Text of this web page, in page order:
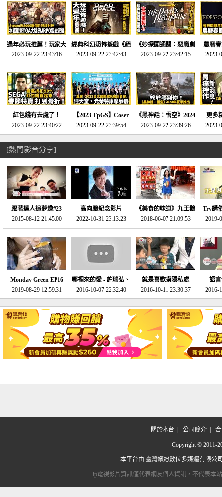
過年必玩推薦！玩家大
推的JRPG神作《神之
天平》介紹！-電玩宅
速配20230126
2023-09-22 23:43:16
經典科幻恐怖遊戲《絕
命異次元 重製版》重
回「石村號」的恐懼體
驗-電玩宅速配
20230125
2023-09-22 23:42:43
《妙探闖通關：惡魔劇
場》將推出「重製
版」!!!今年就能玩到!!-
電玩宅速配20230124
2023-09-22 23:42:15
農曆
SE社
動作角
電玩宅
2023-
紅包錢有去處了！
SEGA春節特賣 超過85
款遊戲打到骨折-電玩
宅速配20230119
2023-09-22 23:40:22
【2023 TpGS】Coser
和Show Girl搶先看！
直擊展前記者會-電玩
2023-09-22 23:39:54
《黑神話：悟空》2024
年夏季推出！確定不會
延期齁？-電玩宅速配
2023-09-22 23:39:26
更多
《來
金鄉
2023-
[熱門影音分享]
跟著達人追夢趣#23
promo-我想開間咖啡
館(謝佳凌)
2015-08-12 21:45:00
高向鵬紀念影片
2022-10-31 23:13:23
《美食的味道》九王鵝
肉
2018-06-07 21:09:53
Try講
2019-
Monday Green EP16
超意外~環保原來可以
邊玩邊做！
2019-08-29 12:59:31
哪裡來的愛 - 許瑞弘、
李其芬
2016-10-07 22:32:40
就是喜歡摸隱私處
2016-10-11 23:30:37
語
2016-
關於本台 公司簡介| 合
Copyright © 2011-
本平台由 臺灣繽紛數位多媒體有限公
ip電視影片資訊僅代表網友個人資訊，不代表本